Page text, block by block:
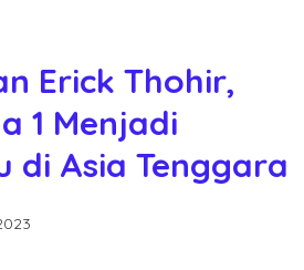
Erick Thohir,
1 Menjadi
di Asia Tenggara